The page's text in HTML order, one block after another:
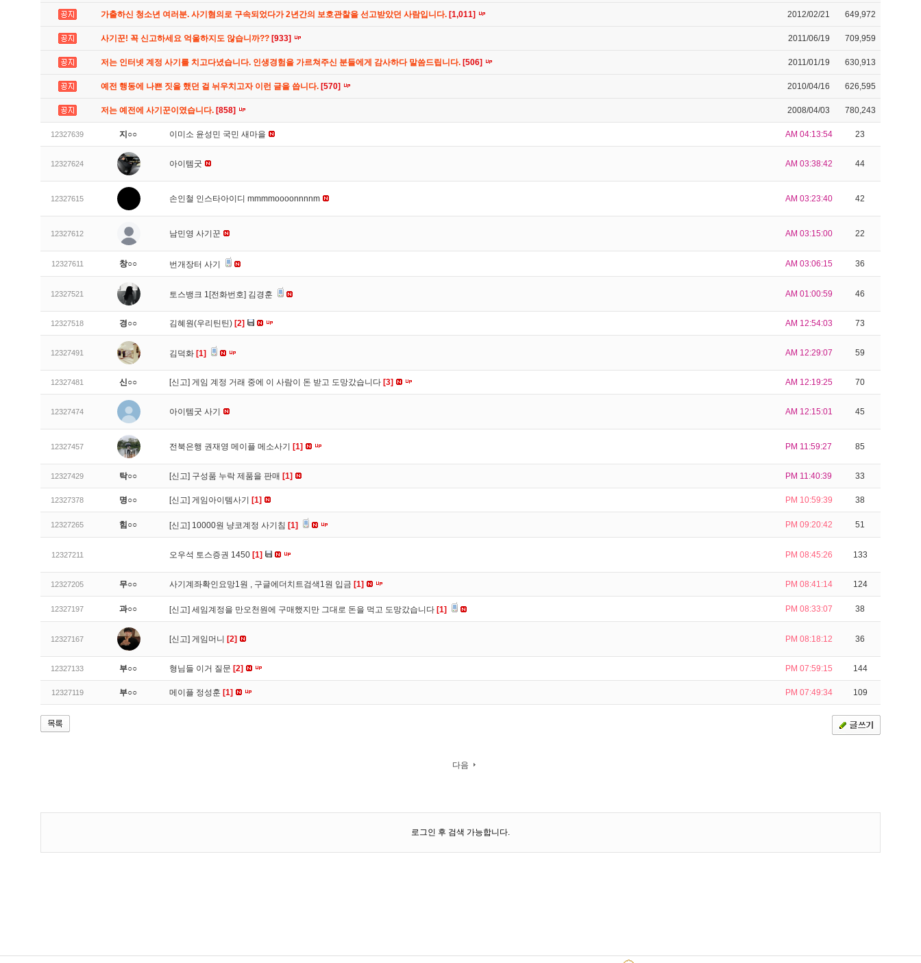
가출하신 청소년 여러분. 사기혐의로 구속되었다가 2년간의 보호관찰을 선고받았던 사람입니다. [1,011] 2012/02/21 649,972
사기꾼! 꼭 신고하세요 억울하지도 않습니까?? [933] 2011/06/19 709,959
저는 인터넷 계정 사기를 치고다녔습니다. 인생경험을 가르쳐주신 분들에게 감사하다 말씀드립니다. [506] 2011/01/19 630,913
예전 행동에 나쁜 짓을 했던 걸 뉘우치고자 이런 글을 씁니다. [570] 2010/04/16 626,595
저는 예전에 사기꾼이였습니다. [858] 2008/04/03 780,243
12327639 지○○ 이미소 윤성민 국민 새마을 AM 04:13:54 23
12327624 아이템굿 AM 03:38:42 44
12327615 손인철 인스타아이디 mmmmoooonnnnm AM 03:23:40 42
12327612 남민영 사기꾼 AM 03:15:00 22
12327611 창○○ 번개장터 사기 AM 03:06:15 36
12327521 토스뱅크 1[전화번호] 김경훈 AM 01:00:59 46
12327518 경○○ 김혜원(우리틴틴) [2] AM 12:54:03 73
12327491 김덕화 [1] AM 12:29:07 59
12327481 신○○ [신고] 게임 계정 거래 중에 이 사람이 돈 받고 도망갔습니다 [3] AM 12:19:25 70
12327474 아이템굿 사기 AM 12:15:01 45
12327457 전북은행 권재영 메이플 메소사기 [1] PM 11:59:27 85
12327429 탁○○ [신고] 구성품 누락 제품을 판매 [1] PM 11:40:39 33
12327378 명○○ [신고] 게임아이템사기 [1] PM 10:59:39 38
12327265 힘○○ [신고] 10000원 냥코계정 사기침 [1] PM 09:20:42 51
12327211 오우석 토스증권 1450 [1] PM 08:45:26 133
12327205 무○○ 사기계좌확인요망1원 , 구글에더치트검색1원 입금 [1] PM 08:41:14 124
12327197 과○○ [신고] 세임계정을 만오천원에 구매했지만 그대로 돈을 먹고 도망갔습니다 [1] PM 08:33:07 38
12327167 [신고] 게임머니 [2] PM 08:18:12 36
12327133 부○○ 형님들 이거 질문 [2] PM 07:59:15 144
12327119 부○○ 메이플 정성훈 [1] PM 07:49:34 109
다음
로그인 후 검색 가능합니다.